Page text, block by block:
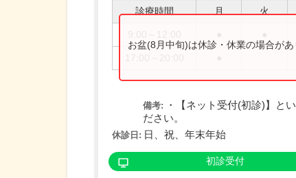
診療時間 月 火
お盆(8月中旬)は休診・休業の場合が
備考:
・【ネット受付(初診)】と
ださい。
休診日: 日、祝、年末年始
初診受付